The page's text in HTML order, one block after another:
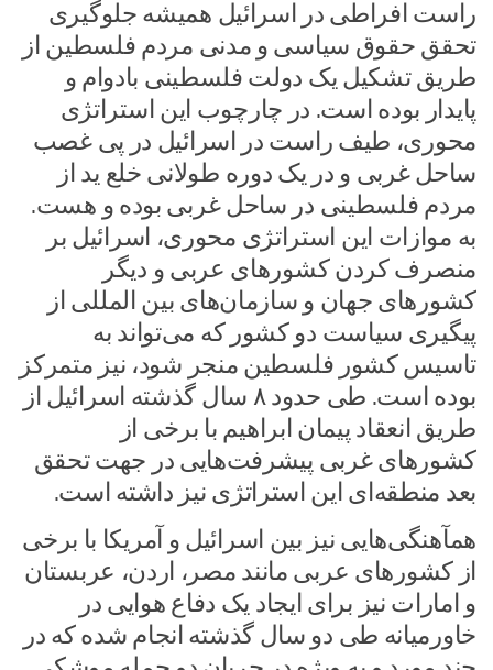
راست افراطی در اسرائیل همیشه جلوگیری
تحقق حقوق سیاسی و مدنی مردم فلسطین از
طریق تشکیل یک دولت فلسطینی بادوام و
پایدار بوده است. در چارچوب این استراتژی
محوری، طیف راست در اسرائیل در پی غصب
ساحل غربی و در یک دوره طولانی خلع ید از
مردم فلسطینی در ساحل غربی بوده و هست.
به موازات این استراتژی محوری، اسرائیل بر
منصرف کردن کشور‌های عربی و دیگر
کشور‌های جهان و سازمان‌های بین المللی از
پیگیری سیاست دو کشور که می‌تواند به
تاسیس کشور فلسطین منجر شود، نیز متمرکز
بوده است. طی حدود ۸ سال گذشته اسرائیل از
طریق انعقاد پیمان ابراهیم با برخی از
کشور‌های غربی پیشرفت‌هایی در جهت تحقق
بعد منطقه‌ای این استراتژی نیز داشته است.
همآهنگی‌هایی نیز بین اسرائیل و آمریکا با برخی
از کشور‌های عربی مانند مصر، اردن، عربستان
و امارات نیز برای ایجاد یک دفاع هوایی در
خاورمیانه طی دو سال گذشته انجام شده که در